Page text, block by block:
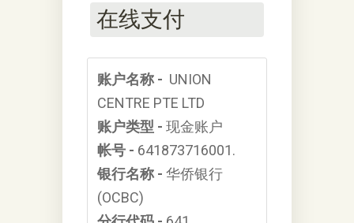
在线支付
账户名称 - UNION
CENTRE PTE LTD
账户类型 - 现金账户
帐号 - 641873716001.
银行名称 - 华侨银行
(OCBC)